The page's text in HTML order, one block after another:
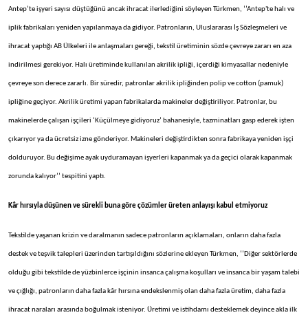
Antep’te işyeri sayısı düştüğünü ancak ihracat ilerlediğini söyleyen Türkmen, ‘’Antep'te halı ve
iplik fabrikaları yeniden yapılanmaya da gidiyor. Patronların, Uluslararası İş Sözleşmeleri ve
ihracat yaptığı AB Ülkeleri ile anlaşmaları gereği, tekstil üretiminin sözde çevreye zararı en aza
indirilmesi gerekiyor. Halı üretiminde kullanılan akrilik ipliği, içerdiği kimyasallar nedeniyle
çevreye son derece zararlı. Bir süredir, patronlar akrilik ipliğinden polip ve cotton (pamuk)
ipliğine geçiyor. Akrilik üretimi yapan fabrikalarda makineler değiştiriliyor. Patronlar, bu
makinelerde çalışan işçileri ‘Küçülmeye gidiyoruz’ bahanesiyle, tazminatları gasp ederek işten
çıkarıyor ya da ücretsiz izne gönderiyor. Makineleri değiştirdikten sonra fabrikaya yeniden işçi
dolduruyor. Bu değişime ayak uyduramayan işyerleri kapanmak ya da geçici olarak kapanmak
zorunda kalıyor’’ tespitini yaptı.
Kâr hırsıyla düşünen ve sürekli buna göre çözümler üreten anlayışı kabul etmiyoruz
Tekstilde yaşanan krizin ve daralmanın sadece patronların açıklamaları, onların daha fazla
destek ve teşvik talepleri üzerinden tartışıldığını sözlerine ekleyen Türkmen, ‘’Diğer sektörlerde
olduğu gibi tekstilde de yüzbinlerce işçinin insanca çalışma koşulları ve insanca bir yaşam talebi
ve çığlığı, patronların daha fazla kâr hırsına endekslenmiş olan daha fazla üretim, daha fazla
ihracat naraları arasında boğulmak isteniyor. Üretimi ve istihdamı desteklemek deyince akla ilk